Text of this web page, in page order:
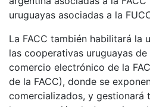
uruguayas asociadas a la
La FACC también habilitará
las cooperativas uruguayas
comercio electrónico de la
de la FACC), donde se
comercializados, y gestionará